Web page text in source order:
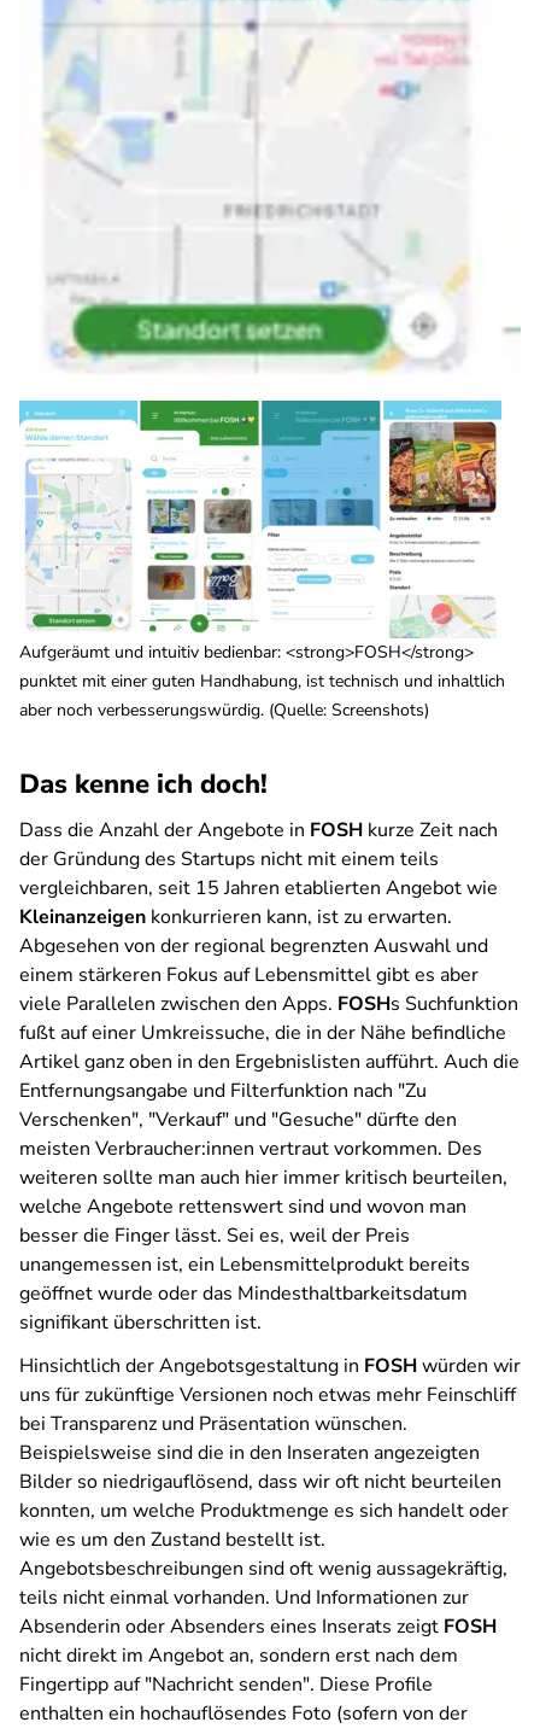
Aufgeräumt und intuitiv bedienbar: <strong>FOSH</strong>
punktet mit einer guten Handhabung, ist technisch und inhaltlich
aber noch verbesserungswürdig. (Quelle: Screenshots)
Das kenne ich doch!
Dass die Anzahl der Angebote in FOSH kurze Zeit nach
der Gründung des Startups nicht mit einem teils
vergleichbaren, seit 15 Jahren etablierten Angebot wie
Kleinanzeigen konkurrieren kann, ist zu erwarten.
Abgesehen von der regional begrenzten Auswahl und
einem stärkeren Fokus auf Lebensmittel gibt es aber
viele Parallelen zwischen den Apps. FOSHs Suchfunktion
fußt auf einer Umkreissuche, die in der Nähe befindliche
Artikel ganz oben in den Ergebnislisten aufführt. Auch die
Entfernungsangabe und Filterfunktion nach "Zu
Verschenken", "Verkauf" und "Gesuche" dürfte den
meisten Verbraucher:innen vertraut vorkommen. Des
weiteren sollte man auch hier immer kritisch beurteilen,
welche Angebote rettenswert sind und wovon man
besser die Finger lässt. Sei es, weil der Preis
unangemessen ist, ein Lebensmittelprodukt bereits
geöffnet wurde oder das Mindesthaltbarkeitsdatum
signifikant überschritten ist.
Hinsichtlich der Angebotsgestaltung in FOSHwürden wir
uns für zukünftige Versionen noch etwas mehr Feinschliff
bei Transparenz und Präsentation wünschen.
Beispielsweise sind die in den Inseraten angezeigten
Bilder so niedrigauflösend, dass wir oft nicht beurteilen
konnten, um welche Produktmenge es sich handelt oder
wie es um den Zustand bestellt ist.
Angebotsbeschreibungen sind oft wenig aussagekräftig,
teils nicht einmal vorhanden. Und Informationen zur
Absenderin oder Absenders eines Inserats zeigt FOSH
nicht direkt im Angebot an, sondern erst nach dem
Fingertipp auf "Nachricht senden". Diese Profile
enthalten ein hochauflösendes Foto (sofern von der